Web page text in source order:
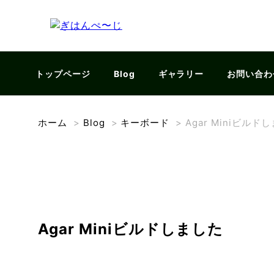
トップページ Blog ギャラリー お問い合
ホーム > Blog > キーボード >Agar Miniビルドし
Agar Miniビルドしました